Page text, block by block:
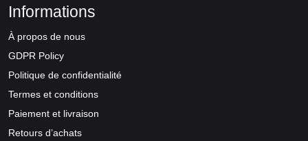
Informations
À propos de nous
GDPR Policy
Politique de confidentialité
Termes et conditions
Paiement et livraison
Retours d’achats